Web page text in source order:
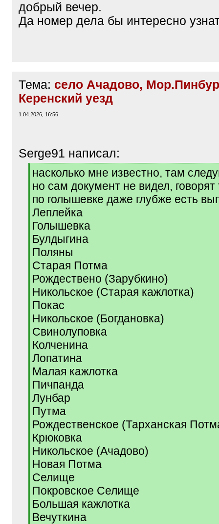
/
q
]
добрый вечер.
Да номер дела бы интересно
Тема: село Ачадово,
Керенский уезд
1.04.2026, 16:56
Serge91 написал:
[
q
]
насколько мне известно, там
но сам документ не видел, говорят
по голышевке даже глубже есть
Леплейка
Голышевка
Булдыгина
Поляны
Старая Потма
Рождествено (Зарубкино)
Никольское (Старая кажлотка)
Покас
Никольское (Богдановка)
Свинолуповка
Колченина
Лопатина
Малая кажлотка
Пичпанда
Лунбар
Путма
Рождественское (Тарханская
Крюковка
Никольское (Ачадово)
Новая Потма
Селище
Покровское Селище
Большая кажлотка
Вечуткина